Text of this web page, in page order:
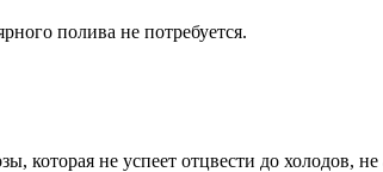
полива не потребуется.
которая не успеет отцвести до холодов,